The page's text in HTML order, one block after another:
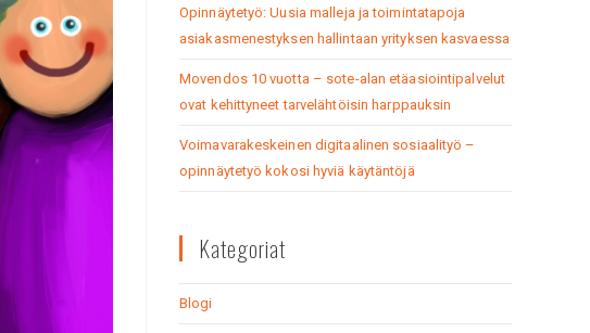
Opinnäytetyö: Uusia malleja ja toimintatapoja
asiakasmenestyksen hallintaan yrityksen kasvaessa
Movendos 10 vuotta – sote-alan etäasiointipalvelut
ovat kehittyneet tarvelähtöisin harppauksin
Voimavarakeskeinen digitaalinen sosiaalityö –
opinnäytetyö kokosi hyviä käytäntöjä
Kategoriat
Blogi